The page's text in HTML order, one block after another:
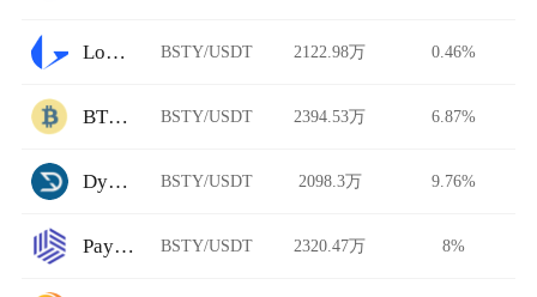
Loopring BSTY/USDT 2122.98万 0.46%
BTCTradeUA BSTY/USDT 2394.53万 6.87%
Dystopia BSTY/USDT 2098.3万 9.76%
Paymium BSTY/USDT 2320.47万 8%